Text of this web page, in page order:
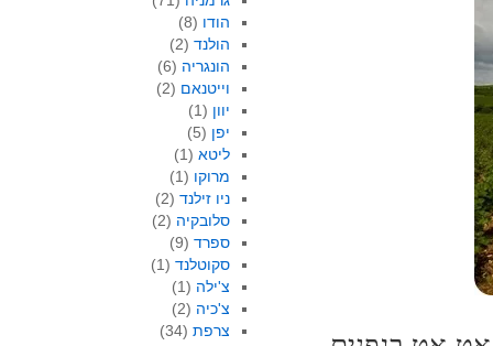
הודו (8)
הולנד (2)
הונגריה (6)
וייטנאם (2)
יוון (1)
יפן (5)
ליטא (1)
מרוקו (1)
ניו זילנד (2)
סלובקיה (2)
ספרד (9)
סקוטלנד (1)
צ'ילה (1)
צ'כיה (2)
צרפת (34)